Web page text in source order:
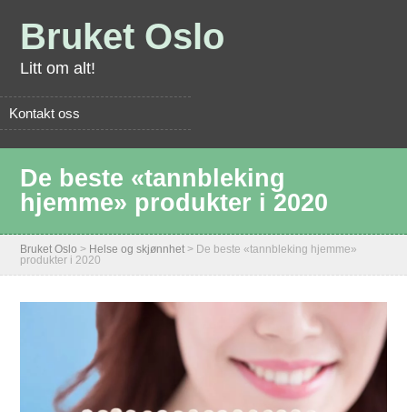
Bruket Oslo
Litt om alt!
Kontakt oss
De beste «tannbleking
hjemme» produkter i 2020
Bruket Oslo > Helse og skjønnhet > De beste «tannbleking hjemme»
produkter i 2020